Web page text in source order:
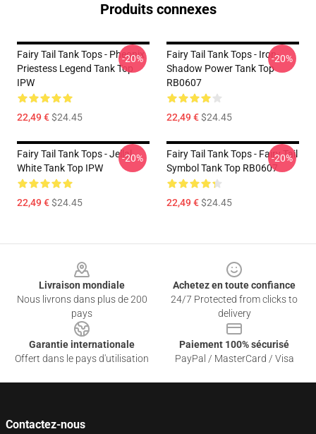
Produits connexes
Fairy Tail Tank Tops - Pheonix
Priestess Legend Tank Top
IPW
22,49 €$24.45
-20%
Fairy Tail Tank Tops - Iron-
Shadow Power Tank Top
RB0607
22,49 €$24.45
-20%
Fairy Tail Tank Tops - Jellal
White Tank Top IPW
22,49 €$24.45
-20%
Fairy Tail Tank Tops - Fairy Tail
Symbol Tank Top RB0607
22,49 €$24.45
-20%
Livraison mondiale
Nous livrons dans plus de 200
pays
Achetez en toute confiance
24/7 Protected from clicks to
delivery
Garantie internationale
Offert dans le pays d'utilisation
Paiement 100% sécurisé
PayPal / MasterCard / Visa
Contactez-nous